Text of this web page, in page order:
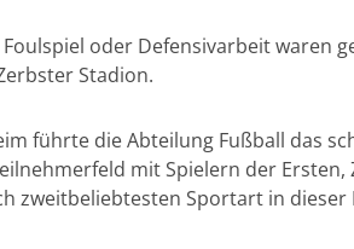
oder Defensivarbeit waren
Stadion.
führte die Abteilung Fußball das
mit Spielern der
zweitbeliebtesten Sportart in dieser